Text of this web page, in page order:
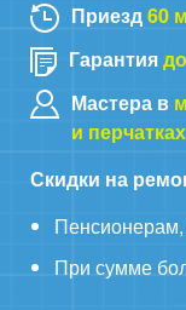
Приезд60
Гарантия
Мастера в
и перчатках
Скидки на
При сумме